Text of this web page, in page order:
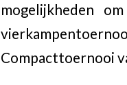
mogelijkheden
Compacttoernooi